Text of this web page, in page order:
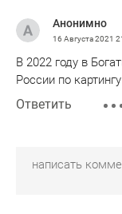
Анонимно
16 Августа 2021
В 2022 году в
России по
Ответить